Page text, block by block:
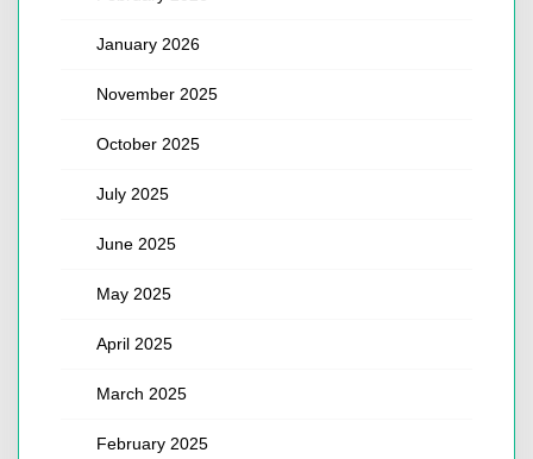
January 2026
November 2025
October 2025
July 2025
June 2025
May 2025
April 2025
March 2025
February 2025